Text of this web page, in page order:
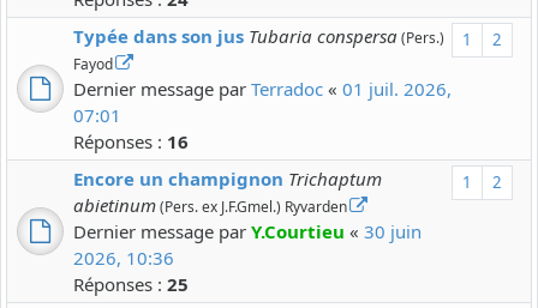
1 2
Typée dans son jus Tubaria conspersa(Pers.)
Fayod
Dernier message par Terradoc « 01 juil. 2026,
07:01
Réponses : 16
1 2
Encore un champignon Trichaptum
abietinum(Pers. ex J.F.Gmel.) Ryvarden
Dernier message par Y.Courtieu « 30 juin
2026, 10:36
Réponses : 25